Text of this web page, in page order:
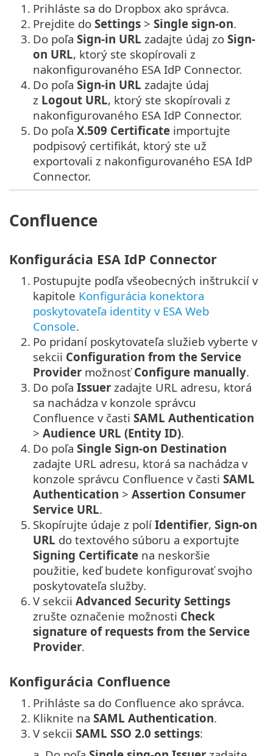
1. Prihláste sa do Dropbox ako správca.
2. Prejdite do Settings > Single sign-on.
3. Do poľa Sign-in URL zadajte údaj zo Sign-
on URL, ktorý ste skopírovali z
nakonfigurovaného ESA IdP Connector.
4. Do poľa Sign-in URL zadajte údaj
z Logout URL, ktorý ste skopírovali z
nakonfigurovaného ESA IdP Connector.
5. Do poľa X.509 Certificate importujte
podpisový certifikát, ktorý ste už
exportovali z nakonfigurovaného ESA IdP
Connector.
Confluence
Konfigurácia ESA IdP Connector
1. Postupujte podľa všeobecných inštrukcií v
kapitole Konfigurácia konektora
poskytovateľa identity v ESA Web
Console.
2. Po pridaní poskytovateľa služieb vyberte v
sekcii Configuration from the Service
Provider možnosťConfigure manually.
3. Do poľa Issuer zadajte URL adresu, ktorá
sa nachádza v konzole správcu
Confluence v časti SAML Authentication
> Audience URL (Entity ID).
4. Do poľa Single Sign-on Destination
zadajte URL adresu, ktorá sa nachádza v
konzole správcu Confluence v časti SAML
Authentication > Assertion Consumer
Service URL.
5. Skopírujte údaje z polí Identifier, Sign-on
URL do textového súboru a exportujte
Signing Certificate na neskoršie
použitie, keď budete konfigurovať svojho
poskytovateľa služby.
6. V sekcii Advanced Security Settings
zrušte označenie možnosti Check
signature of requests from the Service
Provider.
Konfigurácia Confluence
1. Prihláste sa do Confluence ako správca.
2. Kliknite na SAML Authentication.
3. V sekcii SAML SSO 2.0 settings: